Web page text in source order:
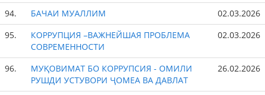
94. БАЧАИ МУАЛЛИМ
02.03.2026
95.
КОРРУПЦИЯ –ВАЖНЕЙШАЯ ПРОБЛЕМА
СОВРЕМЕННОСТИ
02.03.2026
96.
МУҚОВИМАТ БО КОРРУПСИЯ - ОМИЛИ
РУШДИ УСТУВОРИ ҶОМЕА ВА ДАВЛАТ
26.02.2026